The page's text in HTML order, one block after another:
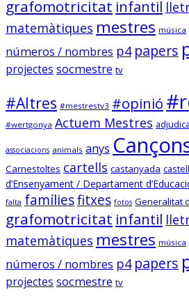
Sóc.mestre
@socmestre.bsky.social 2y
socmestre.cat/recursos/
25 (útil pel concurs de
trasllats) .Especialitats
incloses:
PRI,SEC,FP500,FP600,EOI.
Dades @FETE_UGT
@opendatacat
Dades creuades per José
Infante de @llefia i amb
de tot @OSMcatala
socmestre.cat
Mapa de centres públics
primària i secundària –
Sóc.Mestre
grafomotricitat infantil
matemàtiques mestres música
números / nombres p4 papers
projectes socmestre tv
#Altres #mestrestv3 #opinió
#wertgonya Actuem Mestres
associacions animals anys
Carnestoltes cartells castanyada
d’Ensenyament / Departament
falta famíliesfitxes fotos Generalitat
grafomotricitat infantil
matemàtiques mestres música
números / nombres p4 papers
projectes socmestre tv